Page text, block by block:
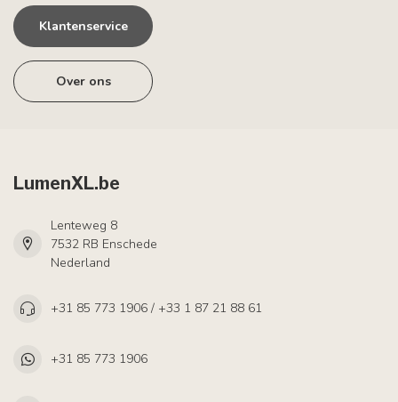
Klantenservice
Over ons
LumenXL.be
Lenteweg 8
7532 RB Enschede
Nederland
+31 85 773 1906 / +33 1 87 21 88 61
+31 85 773 1906